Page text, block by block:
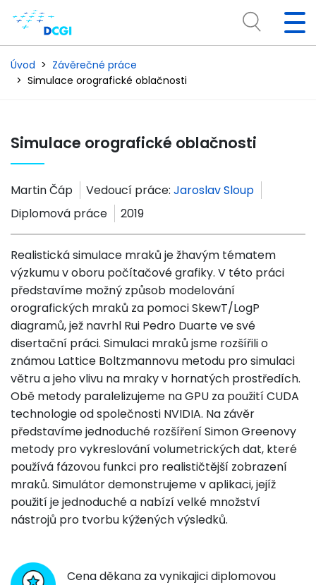
Úvod
Závěrečné práce
Simulace orografické oblačnosti
Simulace orografické oblačnosti
Martin Čáp Vedoucí práce: Jaroslav Sloup
Diplomová práce
2019
Realistická simulace mraků je žhavým tématem
výzkumu v oboru počítačové grafiky. V této práci
představíme možný způsob modelování
orografických mraků za pomoci SkewT/LogP
diagramů, jež navrhl Rui Pedro Duarte ve své
disertační práci. Simulaci mraků jsme rozšířili o
známou Lattice Boltzmannovu metodu pro simulaci
větru a jeho vlivu na mraky v hornatých prostředích.
Obě metody paralelizujeme na GPU za použití CUDA
technologie od společnosti NVIDIA. Na závěr
představíme jednoduché rozšíření Simon Greenovy
metody pro vykreslování volumetrických dat, které
používá fázovou funkci pro realističtější zobrazení
mraků. Simulátor demonstrujeme v aplikaci, jejíž
použití je jednoduché a nabízí velké množství
nástrojů pro tvorbu kýžených výsledků.
Cena děkana za vynikajici diplomovou